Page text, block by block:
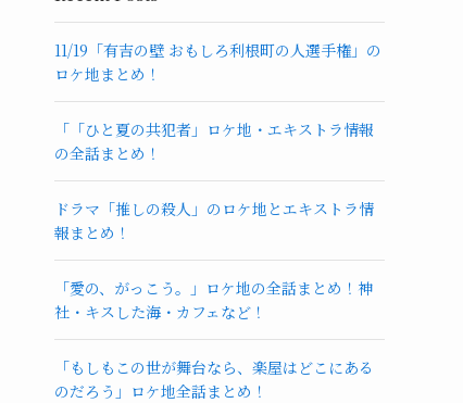
ブ
11/19「有吉の壁 おもしろ利根町の人選手権」の
ロケ地まとめ！
「「ひと夏の共犯者」ロケ地・エキストラ情報
の全話まとめ！
ドラマ「推しの殺人」のロケ地とエキストラ情
報まとめ！
「愛の、がっこう。」ロケ地の全話まとめ！神
社・キスした海・カフェなど！
「もしもこの世が舞台なら、楽屋はどこにある
のだろう」ロケ地全話まとめ！